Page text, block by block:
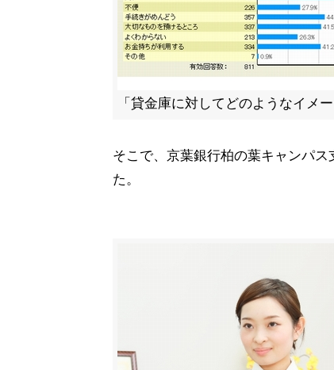
「貸金庫に対してどのようなイメ
そこで、京葉銀行柏の葉キャンパ
た。